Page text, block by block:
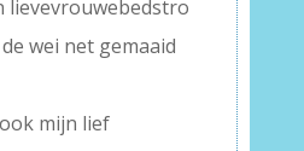
lievevrouwebedstro
wei net gemaaid
mijn lief